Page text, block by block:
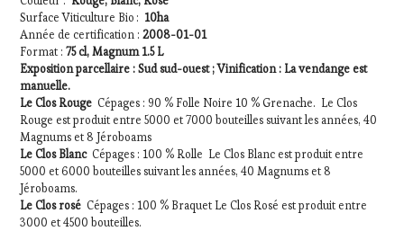
Surface Viticulture Bio : 10ha
Année de certification :2008-01-01
Format :75 cl, Magnum 1.5 L
Exposition parcellaire : Sud sud-ouest ; Vinification : La vendange est
manuelle.
Le Clos Rouge Cépages : 90 % Folle Noire 10 % Grenache. Le Clos
Rouge est produit entre 5000 et 7000 bouteilles suivant les années, 40
Magnums et 8 Jéroboams
Le Clos BlancCépages : 100 % Rolle Le Clos Blanc est produit entre
5000 et 6000 bouteilles suivant les années, 40 Magnums et 8
Jéroboams.
Le Clos rosé Cépages : 100 % Braquet Le Clos Rosé est produit entre
3000 et 4500 bouteilles.